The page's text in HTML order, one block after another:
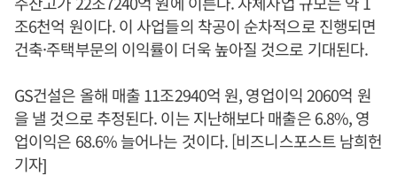
조6천억 원이다. 이 사업들의 착공이 순차적으로 진행되면
건축·주택부문의 이익률이 더욱 높아질 것으로 기대된다.
GS건설은 올해 매출 11조2940억 원, 영업이익 2060억 원
을 낼 것으로 추정된다. 이는 지난해보다 매출은 6.8%, 영
업이익은 68.6% 늘어나는 것이다. [비즈니스포스트 남희헌
기자]